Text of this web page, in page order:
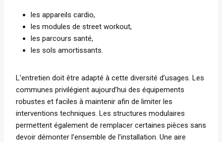
les appareils cardio,
les modules de street workout,
les parcours santé,
les sols amortissants.
L’entretien doit être adapté à cette diversité d’usages. Les
communes privilégient aujourd’hui des équipements
robustes et faciles à maintenir afin de limiter les
interventions techniques. Les structures modulaires
permettent également de remplacer certaines pièces sans
devoir démonter l’ensemble de l’installation. Une aire